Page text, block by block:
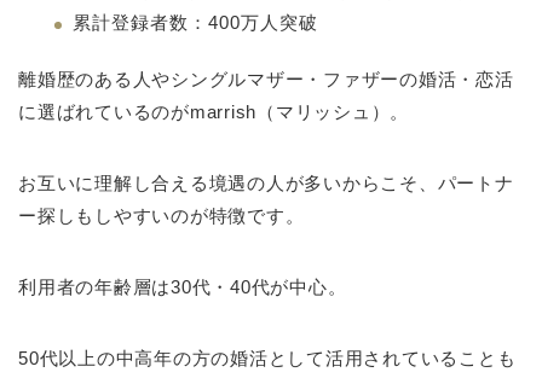
累計登録者数：400万人突破
離婚歴のある人やシングルマザー・ファザーの婚活・恋活
に選ばれているのがmarrish（マリッシュ）。
お互いに理解し合える境遇の人が多いからこそ、パートナ
ー探しもしやすいのが特徴です。
利用者の年齢層は30代・40代が中心。
50代以上の中高年の方の婚活として活用されていることも